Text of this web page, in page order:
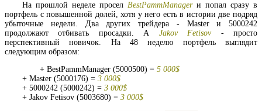
На прошлой неделе просел BestPammManagerи попал сразу в
портфель с повышенной долей, хотя у него есть в истории две подряд
убыточные недели. Два других трейдера - Master и 5000242
продолжают отбивать просадки. А Jakov Fetisov- просто
перспективный новичок. На 48 неделю портфель выглядит
следующим образом:
+ BestPammManager (5000500) = 5 000$
+ Master (5000176) = 3 000$
+ 5000242 (5000242) = 3 000$
+ Jakov Fetisov (5003680) = 3 000$